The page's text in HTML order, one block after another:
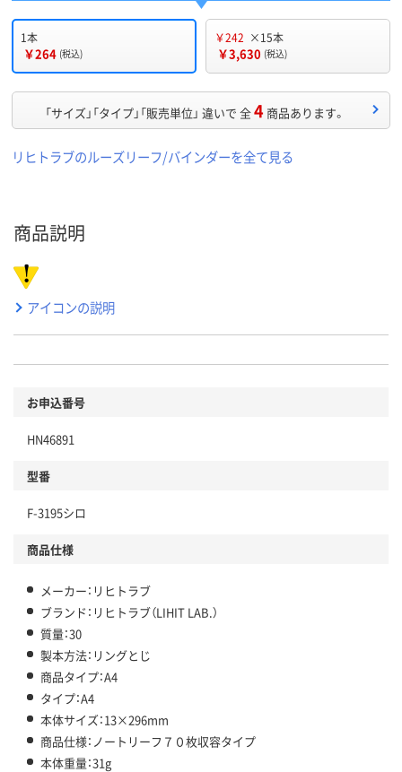
1本
￥264 (税込)
￥242 ×15本
￥3,630 (税込)
「サイズ」「タイプ」「販売単位」 違いで 全4 商品あります。
リヒトラブのルーズリーフ/バインダーを全て見る
商品説明
アイコンの説明
お申込番号
HN46891
型番
F-3195シロ
商品仕様
メーカー：リヒトラブ
ブランド：リヒトラブ（LIHIT LAB.）
質量：30
製本方法：リングとじ
商品タイプ：A4
タイプ：A4
本体サイズ：13×296mm
商品仕様：ノートリーフ７０枚収容タイプ
本体重量：31g